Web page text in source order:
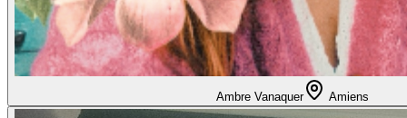
Ambre Vanaquer Amiens